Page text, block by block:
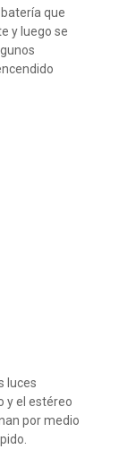
que
y luego se
luces
y el estéreo
por medio